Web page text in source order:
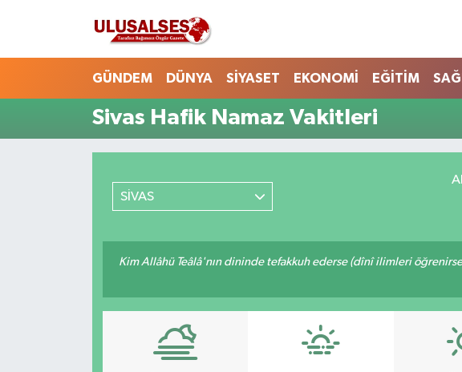
GÜNDEM DÜNYA SİYASET EKONOMİ EĞİTİM
Sivas Hafik Namaz Vakitleri
SİVAS
Kim Allâhü Teâlâ'nın dininde tefakkuh ederse (dînî ilimleri
GÜNDEM
DÜNYA
SİYASET
Hava Durumu
Trafik Durumu
Süper Lig Puan Durumu ve Fikstür
Tüm Manşetler
Haber Arşivi